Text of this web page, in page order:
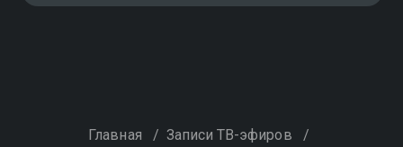
Главная / Записи ТВ-эфиров /